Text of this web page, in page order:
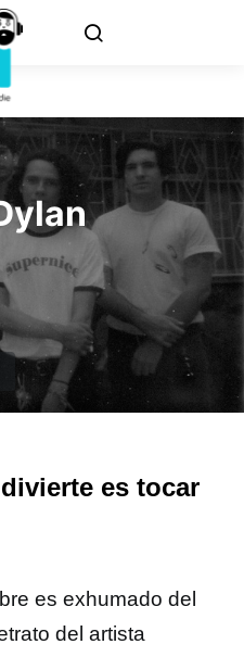
es tocar
es exhumado del
del artista